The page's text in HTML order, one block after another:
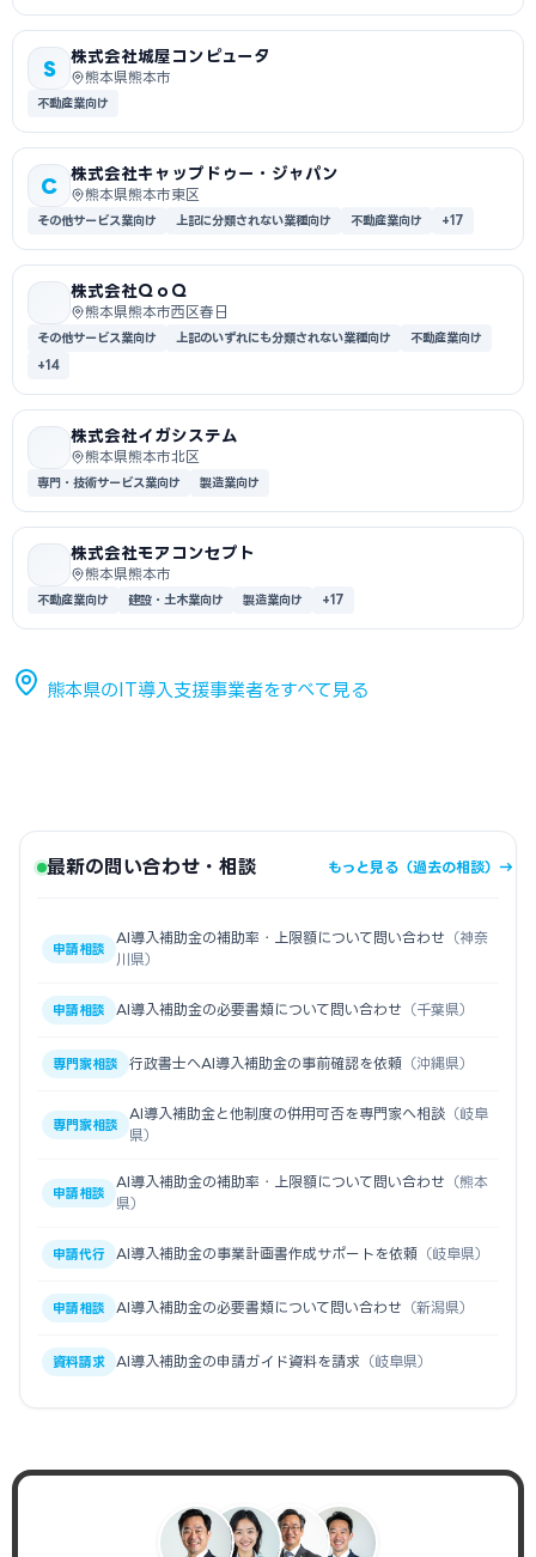
S
株式会社城屋コンピュータ
熊本県熊本市
不動産業向け
C
株式会社キャップドゥー・ジャパン
熊本県熊本市東区
その他サービス業向け 上記に分類されない業種向け 不動産業向け +17
株式会社ＱｏＱ
熊本県熊本市西区春日
その他サービス業向け 上記のいずれにも分類されない業種向け
不動産業向け
+14
株式会社イガシステム
熊本県熊本市北区
専門・技術サービス業向け 製造業向け
株式会社モアコンセプト
熊本県熊本市
不動産業向け 建設・土木業向け 製造業向け +17
熊本県のIT導入支援事業者をすべて見る
最新の問い合わせ・相談 もっと見る（過去の相談）→
申請相談
AI導入補助金の補助率・上限額について問い合わせ （神奈
川県）
申請相談 AI導入補助金の必要書類について問い合わせ （千葉県）
専門家相談 行政書士へAI導入補助金の事前確認を依頼 （沖縄県）
専門家相談
AI導入補助金と他制度の併用可否を専門家へ相談 （岐阜
県）
申請相談
AI導入補助金の補助率・上限額について問い合わせ （熊本
県）
申請代行 AI導入補助金の事業計画書作成サポートを依頼 （岐阜県）
申請相談 AI導入補助金の必要書類について問い合わせ （新潟県）
資料請求 AI導入補助金の申請ガイド資料を請求 （岐阜県）